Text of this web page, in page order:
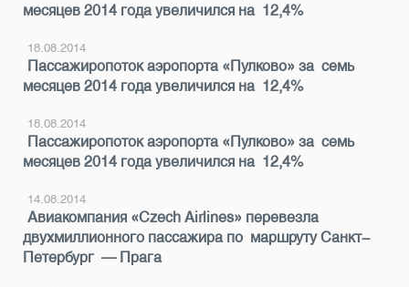
месяцев 2014 года увеличился на 12,4%
18.08.2014
Пассажиропоток аэропорта «Пулково» за семь
месяцев 2014 года увеличился на 12,4%
18.08.2014
Пассажиропоток аэропорта «Пулково» за семь
месяцев 2014 года увеличился на 12,4%
14.08.2014
Авиакомпания «Czech Airlines» перевезла
двухмиллионного пассажира по маршруту Санкт-
Петербург — Прага